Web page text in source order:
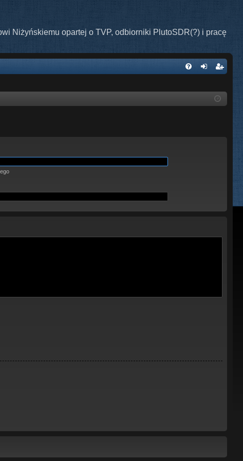
Niżyńskiemu opartej o TVP, odbiorniki PlutoSDR(?) i pracę
ej